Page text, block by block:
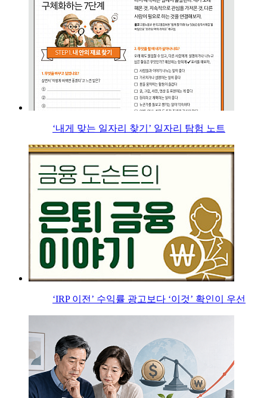
‘내게 맞는 일자리 찾기’ 일자리 탐험 노트
‘IRP 이전’ 수익률 광고보다 ‘이것’ 확인이 우선